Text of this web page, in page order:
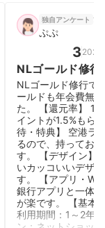
独自アンケート 女
ぷぷ
3
NLゴールド修
に作って損はな
NLゴールド修行で
ールドも年会費無
た。 【還元率】
イントが1.5%もら
待・特典】 空港ラ
るので、持ってお
す。 【デザイン】
いカッコいいデザ
す。 【アプリ・
銀行アプリと一体
が楽です。 【基本
利用期間：1～2年